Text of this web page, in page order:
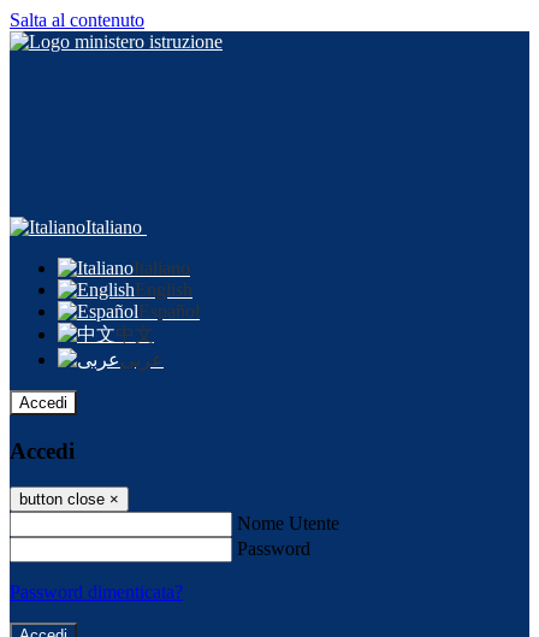
Salta al contenuto
Italiano
Italiano
English
Español
中文
عربى
Accedi
Accedi
button close ×
Nome Utente
Password
Password dimenticata?